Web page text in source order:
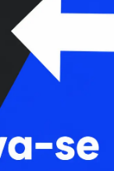
Colunas
Colaboradores
Cursos